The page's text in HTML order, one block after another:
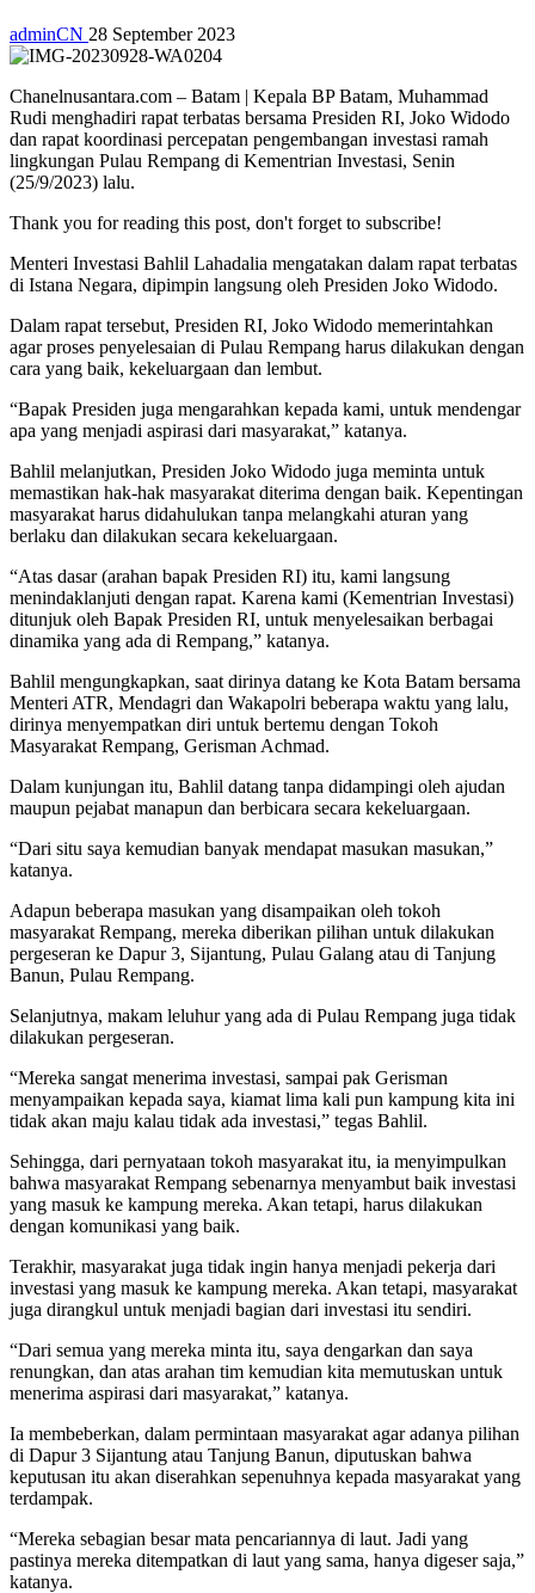
adminCN 28 September 2023
Chanelnusantara.com – Batam | Kepala BP Batam, Muhammad
Rudi menghadiri rapat terbatas bersama Presiden RI, Joko Widodo
dan rapat koordinasi percepatan pengembangan investasi ramah
lingkungan Pulau Rempang di Kementrian Investasi, Senin
(25/9/2023) lalu.
Thank you for reading this post, don't forget to subscribe!
Menteri Investasi Bahlil Lahadalia mengatakan dalam rapat terbatas
di Istana Negara, dipimpin langsung oleh Presiden Joko Widodo.
Dalam rapat tersebut, Presiden RI, Joko Widodo memerintahkan
agar proses penyelesaian di Pulau Rempang harus dilakukan dengan
cara yang baik, kekeluargaan dan lembut.
“Bapak Presiden juga mengarahkan kepada kami, untuk mendengar
apa yang menjadi aspirasi dari masyarakat,” katanya.
Bahlil melanjutkan, Presiden Joko Widodo juga meminta untuk
memastikan hak-hak masyarakat diterima dengan baik. Kepentingan
masyarakat harus didahulukan tanpa melangkahi aturan yang
berlaku dan dilakukan secara kekeluargaan.
“Atas dasar (arahan bapak Presiden RI) itu, kami langsung
menindaklanjuti dengan rapat. Karena kami (Kementrian Investasi)
ditunjuk oleh Bapak Presiden RI, untuk menyelesaikan berbagai
dinamika yang ada di Rempang,” katanya.
Bahlil mengungkapkan, saat dirinya datang ke Kota Batam bersama
Menteri ATR, Mendagri dan Wakapolri beberapa waktu yang lalu,
dirinya menyempatkan diri untuk bertemu dengan Tokoh
Masyarakat Rempang, Gerisman Achmad.
Dalam kunjungan itu, Bahlil datang tanpa didampingi oleh ajudan
maupun pejabat manapun dan berbicara secara kekeluargaan.
“Dari situ saya kemudian banyak mendapat masukan masukan,”
katanya.
Adapun beberapa masukan yang disampaikan oleh tokoh
masyarakat Rempang, mereka diberikan pilihan untuk dilakukan
pergeseran ke Dapur 3, Sijantung, Pulau Galang atau di Tanjung
Banun, Pulau Rempang.
Selanjutnya, makam leluhur yang ada di Pulau Rempang juga tidak
dilakukan pergeseran.
“Mereka sangat menerima investasi, sampai pak Gerisman
menyampaikan kepada saya, kiamat lima kali pun kampung kita ini
tidak akan maju kalau tidak ada investasi,” tegas Bahlil.
Sehingga, dari pernyataan tokoh masyarakat itu, ia menyimpulkan
bahwa masyarakat Rempang sebenarnya menyambut baik investasi
yang masuk ke kampung mereka. Akan tetapi, harus dilakukan
dengan komunikasi yang baik.
Terakhir, masyarakat juga tidak ingin hanya menjadi pekerja dari
investasi yang masuk ke kampung mereka. Akan tetapi, masyarakat
juga dirangkul untuk menjadi bagian dari investasi itu sendiri.
“Dari semua yang mereka minta itu, saya dengarkan dan saya
renungkan, dan atas arahan tim kemudian kita memutuskan untuk
menerima aspirasi dari masyarakat,” katanya.
Ia membeberkan, dalam permintaan masyarakat agar adanya pilihan
di Dapur 3 Sijantung atau Tanjung Banun, diputuskan bahwa
keputusan itu akan diserahkan sepenuhnya kepada masyarakat yang
terdampak.
“Mereka sebagian besar mata pencariannya di laut. Jadi yang
pastinya mereka ditempatkan di laut yang sama, hanya digeser saja,”
katanya.